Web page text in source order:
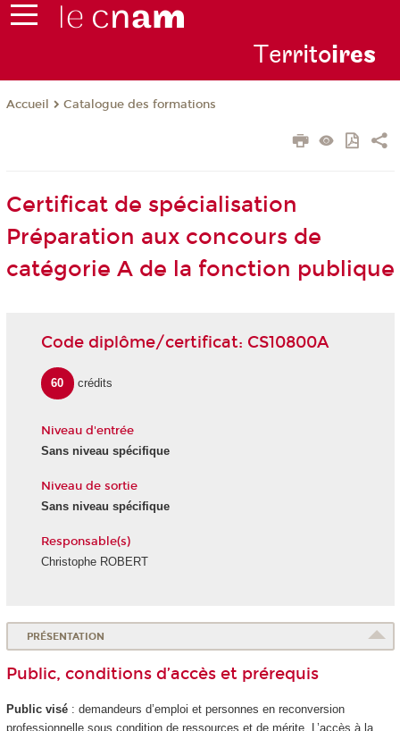
Territoires
Accueil Catalogue des formations
Certificat de spécialisation
Préparation aux concours de
catégorie A de la fonction publique
Code diplôme/certificat: CS10800A
60 crédits
Niveau d'entrée
Sans niveau spécifique
Niveau de sortie
Sans niveau spécifique
Responsable(s)
Christophe ROBERT
PRÉSENTATION
Public, conditions d’accès et prérequis
Public visé: demandeurs d’emploi et personnes en reconversion
professionnelle sous condition de ressources et de mérite. L’accès à la